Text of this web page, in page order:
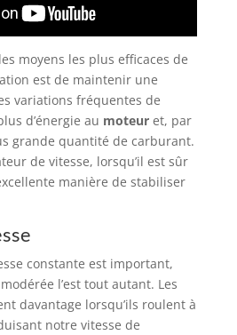
moyens les plus efficaces de
est de maintenir une
variations fréquentes de
d’énergie au moteuret, par
grande quantité de carburant.
de vitesse, lorsqu’il est sûr
manière de stabiliser
constante est important,
l’est tout autant. Les
davantage lorsqu’ils roulent à
notre vitesse de